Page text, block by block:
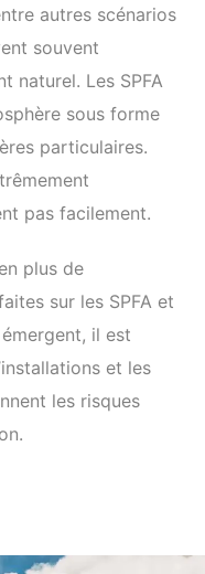
autres scénarios
souvent
naturel. Les SPFA
sous forme
particulaires.
pas facilement.
plus de
sur les SPFA et
il est
et les
les risques